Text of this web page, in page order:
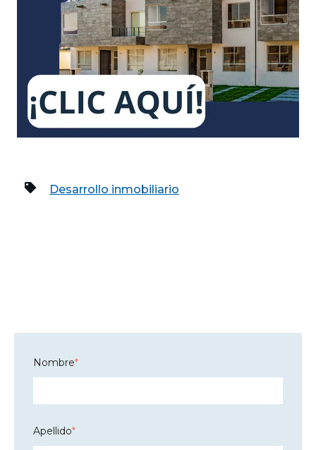
Desarrollo inmobiliario
Nombre*
Apellido*